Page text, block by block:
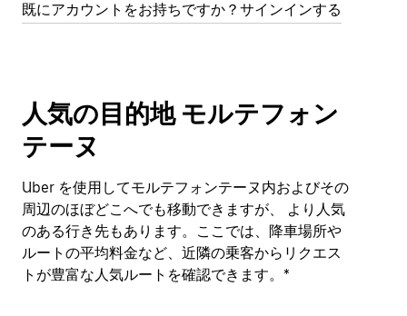
既にアカウントをお持ちですか？サインインする
人気の目的地 モルテフォン
テーヌ
Uber を使用してモルテフォンテーヌ内およびその
周辺のほぼどこへでも移動できますが、 より人気
のある行き先もあります。ここでは、降車場所や
ルートの平均料金など、近隣の乗客からリクエス
トが豊富な人気ルートを確認できます。*